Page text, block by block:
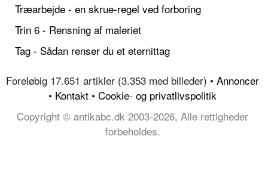
Træarbejde - en skrue-regel ved forboring
Trin 6 - Rensning af maleriet
Tag - Sådan renser du et eternittag
Foreløbig 17.651 artikler (3.353 med billeder) • Annoncer
• Kontakt • Cookie- og privatlivspolitik
Copyright © antikabc.dk 2003-2026, Alle rettigheder
forbeholdes.